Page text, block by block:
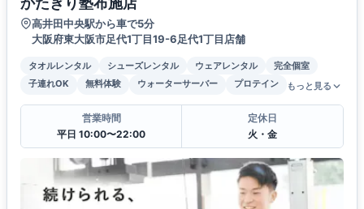
高井田中央駅から車で5分
大阪府東大阪市足代1丁目19-6足代1丁目店舗
タオルレンタル シューズレンタル ウェアレンタル
完全個室
子連れOK
無料体験 ウォーターサーバー プロテイン もっと見る
営業時間
平日 10:00〜22:00
定休日
火・金